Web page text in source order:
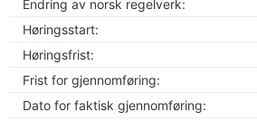
Endring av norsk regelverk:
Høringsstart:
Høringsfrist:
Frist for gjennomføring:
Dato for faktisk gjennomføring: